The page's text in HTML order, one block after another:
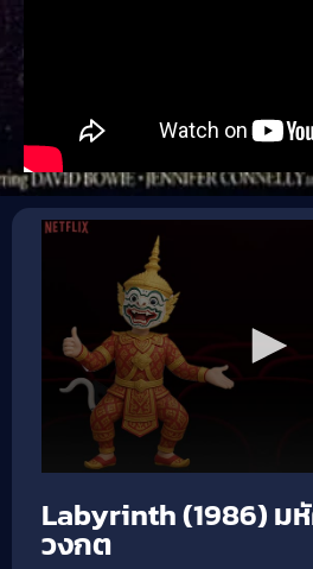
Labyrinth (1986) ม
วงกต